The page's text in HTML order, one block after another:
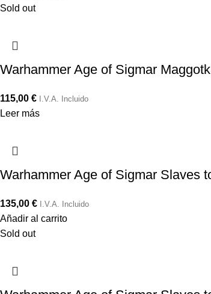
Sold out
Warhammer Age of Sigmar
115,00 € I.V.A. Incluido
Leer más
Warhammer Age of Sigmar Slaves
135,00 € I.V.A. Incluido
Añadir al carrito
Sold out